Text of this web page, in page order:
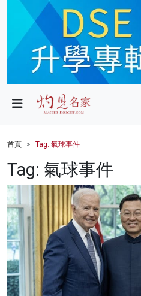
政局
財經
健康
商業
科技
影片
名家榜
首頁 Tag: 氣球事件
Tag: 氣球事件